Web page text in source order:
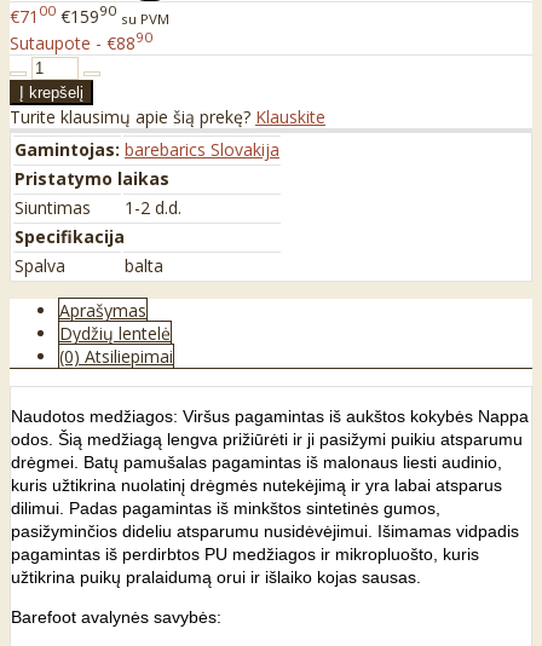
€71 00 €15990 su PVM
Sutaupote - €8890
Turite klausimų apie šią prekę? Klauskite
Gamintojas: barebarics Slovakija
Pristatymo laikas
Siuntimas
1-2 d.d.
Specifikacija
Spalva
balta
Aprašymas
Dydžių lentelė
(0) Atsiliepimai
Naudotos medžiagos: Viršus pagamintas iš aukštos kokybės Nappa
odos. Šią medžiagą lengva prižiūrėti ir ji pasižymi puikiu atsparumu
drėgmei. Batų pamušalas pagamintas iš malonaus liesti audinio,
kuris užtikrina nuolatinį drėgmės nutekėjimą ir yra labai atsparus
dilimui. Padas pagamintas iš minkštos sintetinės gumos,
pasižyminčios dideliu atsparumu nusidėvėjimui. Išimamas vidpadis
pagamintas iš perdirbtos PU medžiagos ir mikropluošto, kuris
užtikrina puikų pralaidumą orui ir išlaiko kojas sausas.
Barefoot avalynės savybės: